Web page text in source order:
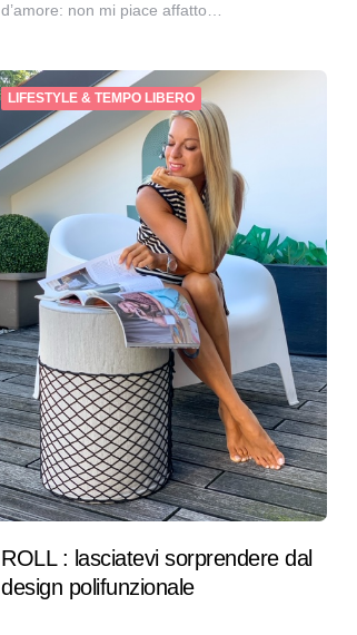
d’amore: non mi piace affatto…
LIFESTYLE & TEMPO LIBERO
ROLL : lasciatevi sorprendere dal
design polifunzionale